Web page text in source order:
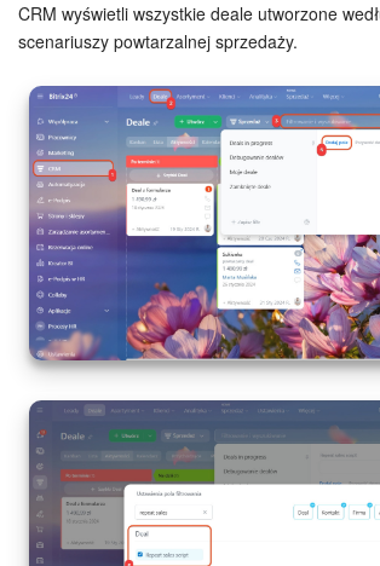
CRM wyświetli wszystkie deale utworzone
scenariuszy powtarzalnej sprzedaży.